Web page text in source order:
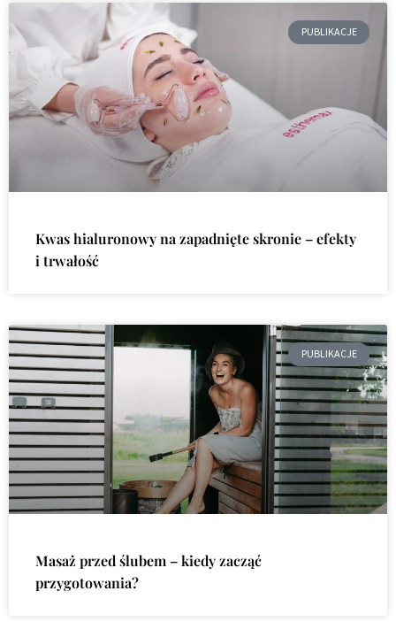
PUBLIKACJE
Kwas hialuronowy na zapadnięte skronie – efekty
i trwałość
PUBLIKACJE
Masaż przed ślubem – kiedy zacząć
przygotowania?